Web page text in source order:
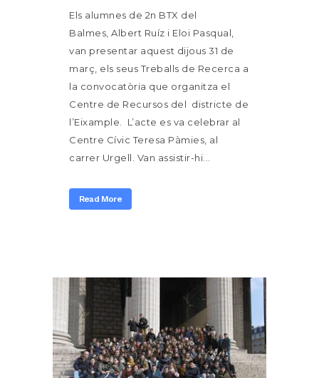
Els alumnes de 2n BTX del
Balmes, Albert Ruíz i Eloi Pasqual,
van presentar aquest dijous 31 de
març, els seus Treballs de Recerca a
la convocatòria que organitza el
Centre de Recursos del districte de
l’Eixample. L’acte es va celebrar al
Centre Cívic Teresa Pàmies, al
carrer Urgell. Van assistir-hi...
Read More